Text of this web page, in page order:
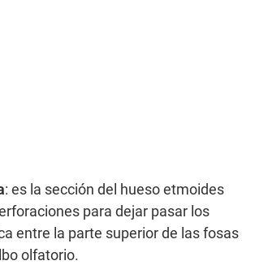
: es la sección del hueso etmoides
para dejar pasar los
entre la parte superior de las fosas
olfatorio.